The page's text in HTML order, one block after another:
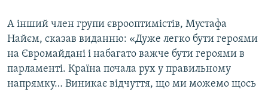
А інший член групи єврооптимістів, Мустафа
Найєм, сказав виданню: «Дуже легко бути героями
на Євромайдані і набагато важче бути героями в
парламенті. Країна почала рух у правильному
напрямку… Виникає відчуття, що ми можемо щось